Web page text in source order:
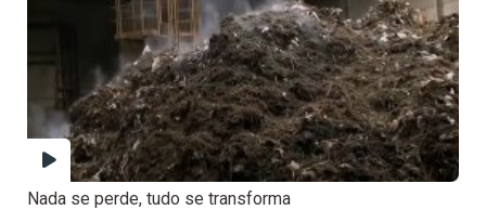
Nada se perde, tudo se transforma